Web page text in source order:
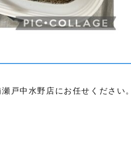
戸中水野店にお任せください。